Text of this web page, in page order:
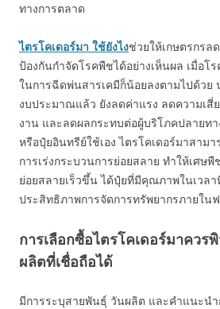
ทางการตลาด
ไตรโคเดอร์มา ใช้ยังไงช่วยให้เกษตรกรล
ป้องกันกำจัดโรคพืชได้อย่างเห็นผล เมื่อโ
ในการฉีดพ่นสารเคมีก็น้อยลงตามไปด้วย
งบประมาณแล้ว ยังลดค่าแรง ลดความเสี่
งาน และลดผลกระทบต่อผู้บริโภคปลายท
หรือปุ๋ยอินทรีย์ใช้เอง ไตรโคเดอร์มาสาม
การเร่งกระบวนการย่อยสลาย ทำให้เศษ
ย่อยสลายเร็วขึ้น ได้ปุ๋ยที่มีคุณภาพในเวล
ประสิทธิภาพการจัดการทรัพยากรภายใน
การเลือกซื้อไตรโคเดอร์มาคว
ผลิตที่เชื่อถือได้
มีการระบุสายพันธุ์ วันผลิต และคำแนะนำ